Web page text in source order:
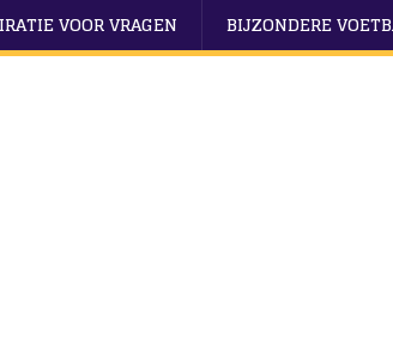
VOOR VRAGEN BIJZONDERE